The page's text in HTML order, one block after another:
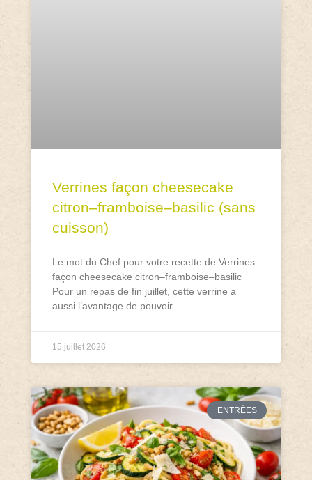
Verrines façon cheesecake
citron–framboise–basilic (sans
cuisson)
Le mot du Chef pour votre recette de Verrines
façon cheesecake citron–framboise–basilic
Pour un repas de fin juillet, cette verrine a
aussi l’avantage de pouvoir
15 juillet 2026
ENTRÉES